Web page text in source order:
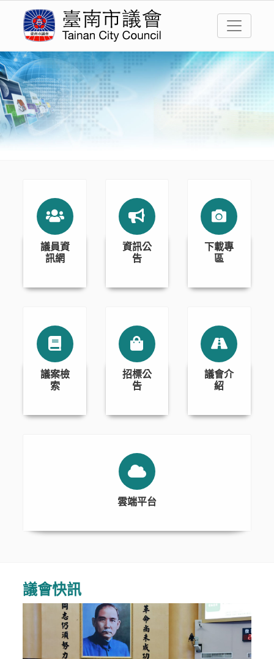
議員資
訊網
資訊公
告
下載專
區
議案檢
索
招標公
告
議會介
紹
雲端平台
議會快訊